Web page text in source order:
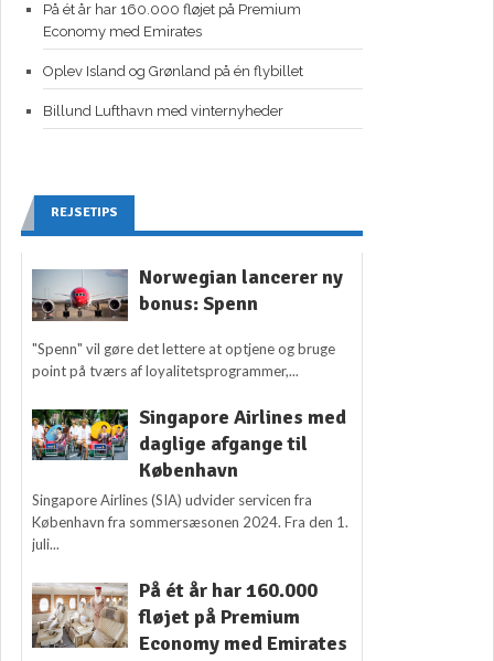
På ét år har 160.000 fløjet på Premium
Economy med Emirates
Oplev Island og Grønland på én flybillet
Billund Lufthavn med vinternyheder
REJSETIPS
Norwegian lancerer ny
bonus: Spenn
"Spenn" vil gøre det lettere at optjene og bruge
point på tværs af loyalitetsprogrammer,...
Singapore Airlines med
daglige afgange til
København
Singapore Airlines (SIA) udvider servicen fra
København fra sommersæsonen 2024. Fra den 1.
juli...
På ét år har 160.000
fløjet på Premium
Economy med Emirates